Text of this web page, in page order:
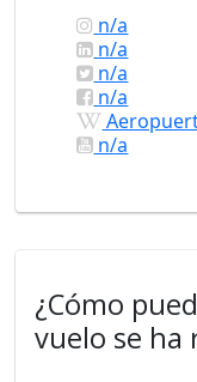
n/a
n/a
n/a
n/a
n/a
¿Cómo
vuelo se ha